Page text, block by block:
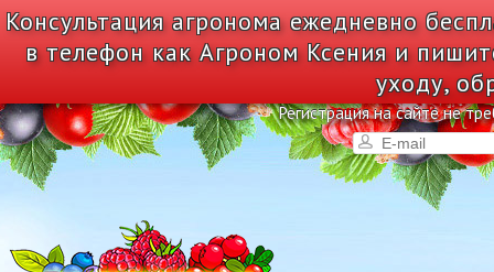
Консультация агронома ежедневно
в телефон как Агроном Ксения и
уходу,
Регистрация на сайте не